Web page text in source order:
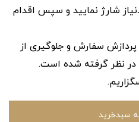
شارژ نمایید و سپس اقدام
پردازش سفارش و جلوگیری از
در نظر گرفته شده است.
سبدخرید